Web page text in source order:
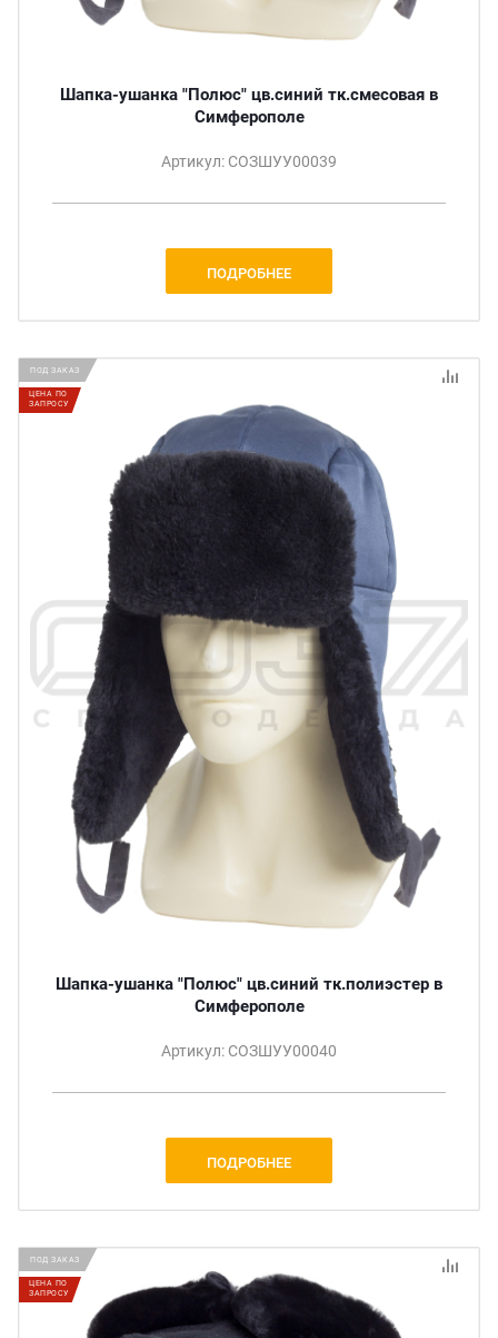
Шапка-ушанка "Полюс" цв.синий тк.смесовая в
Симферополе
Артикул: СОЗШУУ00039
ПОДРОБНЕЕ
ПОД ЗАКАЗ
ЦЕНА ПО
ЗАПРОСУ
Шапка-ушанка "Полюс" цв.синий тк.полиэстер в
Симферополе
Артикул: СОЗШУУ00040
ПОДРОБНЕЕ
ПОД ЗАКАЗ
ЦЕНА ПО
ЗАПРОСУ